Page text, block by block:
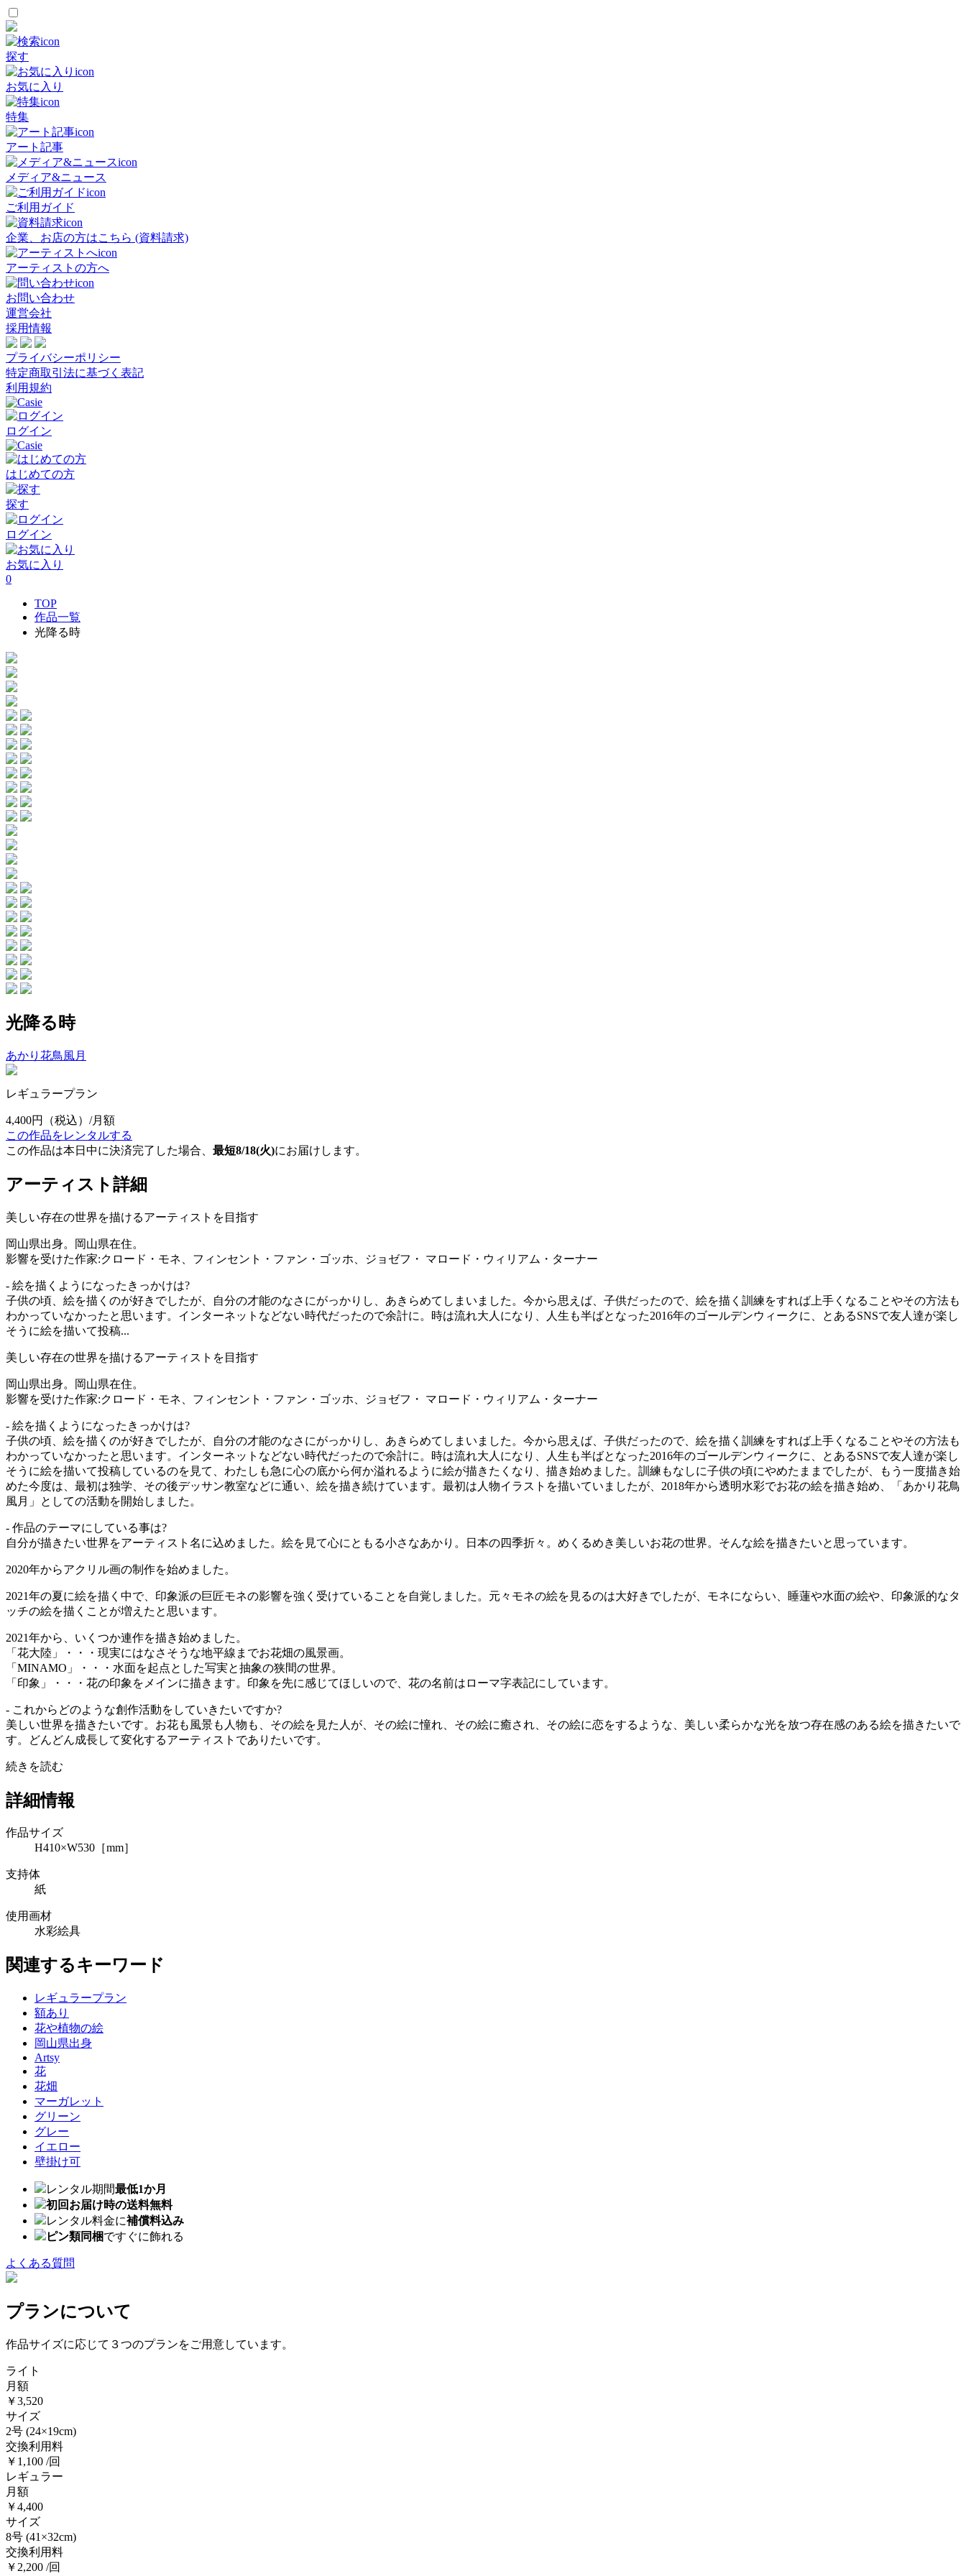
探す
お気に入り
特集
アート記事
メディア&ニュース
ご利用ガイド
企業、お店の方はこちら (資料請求)
アーティストの方へ
お問い合わせ
運営会社
採用情報
プライバシーポリシー
特定商取引法に基づく表記
利用規約
ログイン
はじめての方
探す
ログイン
お気に入り
0
TOP
作品一覧
光降る時
光降る時
あかり花鳥風月
レギュラープラン
4,400円
（税込）/月額
この作品をレンタルする
この作品は本日中に決済完了した場合、 最短8/18(火)にお届けします。
アーティスト詳細
美しい存在の世界を描けるアーティストを目指す
岡山県出身。岡山県在住。
影響を受けた作家:クロード・モネ、フィンセント・ファン・ゴッホ、ジョゼフ・ マロード・ウィリアム・ターナー
- 絵を描くようになったきっかけは?
子供の頃、絵を描くのが好きでしたが、自分の才能のなさにがっかりし、あきらめてしまいました。今から思えば、子供だったので、絵を描く訓練をすれば上手くなることやその方法も
わかっていなかったと思います。インターネットなどない時代だったので余計に。時は流れ大人になり、人生も半ばとなった2016年のゴールデンウィークに、とあるSNSで友人達が楽し
そうに絵を描いて投稿...
美しい存在の世界を描けるアーティストを目指す
岡山県出身。岡山県在住。
影響を受けた作家:クロード・モネ、フィンセント・ファン・ゴッホ、ジョゼフ・ マロード・ウィリアム・ターナー
- 絵を描くようになったきっかけは?
子供の頃、絵を描くのが好きでしたが、自分の才能のなさにがっかりし、あきらめてしまいました。今から思えば、子供だったので、絵を描く訓練をすれば上手くなることやその方法も
わかっていなかったと思います。インターネットなどない時代だったので余計に。時は流れ大人になり、人生も半ばとなった2016年のゴールデンウィークに、とあるSNSで友人達が楽し
そうに絵を描いて投稿しているのを見て、わたしも急に心の底から何か溢れるように絵が描きたくなり、描き始めました。訓練もなしに子供の頃にやめたままでしたが、もう一度描き始
めた今度は、最初は独学、その後デッサン教室などに通い、絵を描き続けています。最初は人物イラストを描いていましたが、2018年から透明水彩でお花の絵を描き始め、「あかり花鳥
風月」としての活動を開始しました。
- 作品のテーマにしている事は?
自分が描きたい世界をアーティスト名に込めました。絵を見て心にともる小さなあかり。日本の四季折々。めくるめき美しいお花の世界。そんな絵を描きたいと思っています。
2020年からアクリル画の制作を始めました。
2021年の夏に絵を描く中で、印象派の巨匠モネの影響を強く受けていることを自覚しました。元々モネの絵を見るのは大好きでしたが、モネにならい、睡蓮や水面の絵や、印象派的なタ
ッチの絵を描くことが増えたと思います。
2021年から、いくつか連作を描き始めました。
「花大陸」・・・現実にはなさそうな地平線までお花畑の風景画。
「MINAMO」・・・水面を起点とした写実と抽象の狭間の世界。
「印象」・・・花の印象をメインに描きます。印象を先に感じてほしいので、花の名前はローマ字表記にしています。
- これからどのような創作活動をしていきたいですか?
美しい世界を描きたいです。お花も風景も人物も、その絵を見た人が、その絵に憧れ、その絵に癒され、その絵に恋をするような、美しい柔らかな光を放つ存在感のある絵を描きたいで
す。どんどん成長して変化するアーティストでありたいです。
続きを読む
詳細情報
作品サイズ
H410×W530［mm］
支持体
紙
使用画材
水彩絵具
関連するキーワード
レギュラープラン
額あり
花や植物の絵
岡山県出身
Artsy
花
花畑
マーガレット
グリーン
グレー
イエロー
壁掛け可
レンタル期間最低1か月
初回お届け時の送料無料
レンタル料金に補償料込み
ピン類同梱ですぐに飾れる
よくある質問
プランについて
作品サイズに応じて３つのプランをご用意しています。
ライト
月額
￥3,520
サイズ
2号 (24×19cm)
交換利用料
￥1,100 /回
レギュラー
月額
￥4,400
サイズ
8号 (41×32cm)
交換利用料
￥2,200 /回